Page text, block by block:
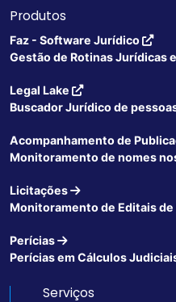
Produtos
Faz - Software Jurídico
Gestão de Rotinas Jurídicas
Legal Lake
Buscador Jurídico de
Acompanhamento de
Monitoramento de nomes
Licitações
Monitoramento de Editais de
Perícias
Perícias em Cálculos
Serviços